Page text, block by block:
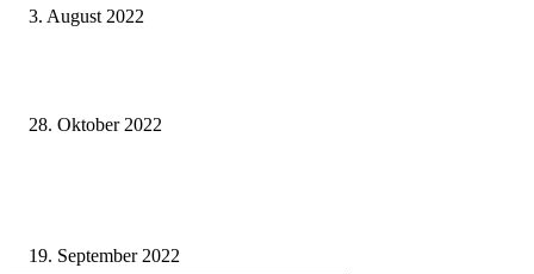
3. August 2022
28. Oktober 2022
19. September 2022